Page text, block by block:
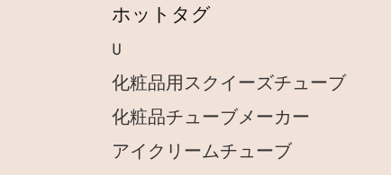
ホットタグ
U
化粧品用スクイーズチューブ
化粧品チューブメーカー
アイクリームチューブ